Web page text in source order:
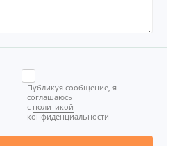
Публикуя сообщение, я
соглашаюсь
с политикой
конфиденциальности